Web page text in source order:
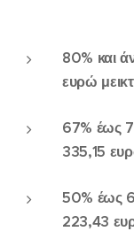
80% και
ευρώ
67% έως
335,15
50% έως
223,43